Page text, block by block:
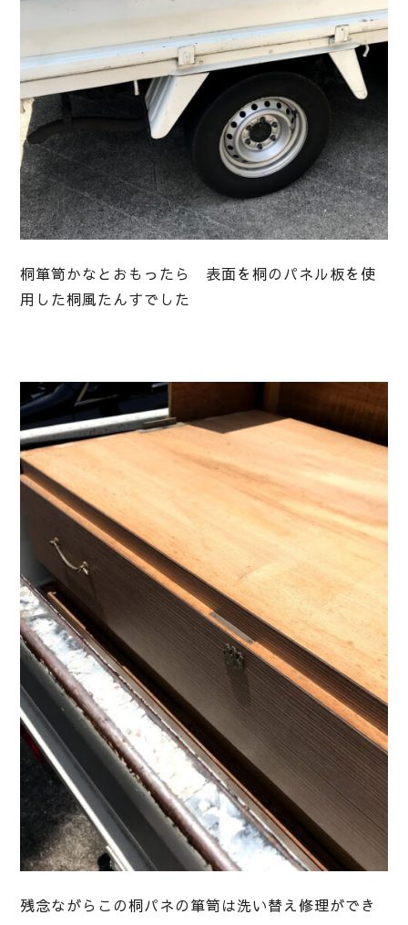
桐箪笥かなとおもったら 表面を桐のパネル板を使
用した桐風たんすでした
残念ながらこの桐パネの箪笥は洗い替え修理ができ